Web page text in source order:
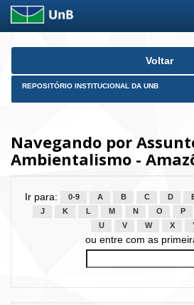
Skip
Voltar
REPOSITÓRIO INSTITUCIONAL DA UNB
Navegando por
Ambientalismo -
Ir para: 0-9 A B C D
J
K L M N O P
U
V W X
ou entre com as